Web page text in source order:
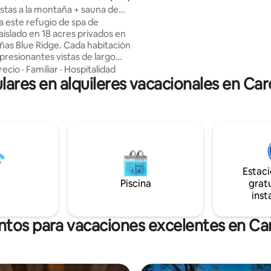
a la montaña + sauna de
jacuzzi + senderos + EVSE
este refugio de spa de
en 18 acres privados en
Blue Ridge. Cada habitación
vistas de largo
de grandes ventanales.
boscosos que
más vistas. Después de la
relajarse, reconectar y
profundo sentido de
· Familiar · Hospitalidad
en alquileres vacacionales en
Piscina
para vacaciones excelentes en